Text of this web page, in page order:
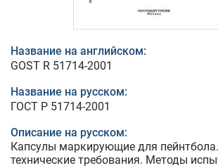
Название на английском:
GOST R 51714-2001
Название на русском:
ГОСТ Р 51714-2001
Описание на русском:
Капсулы маркирующие для
технические требования. Методы